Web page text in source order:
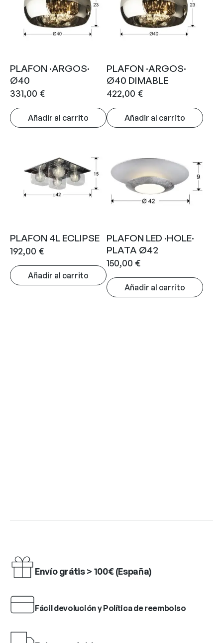
PLAFON ·ARGOS·
Ø40
331,00 €
Añadir al carrito
PLAFON ·ARGOS·
Ø40 DIMABLE
422,00 €
Añadir al carrito
PLAFON 4L ECLIPSE
192,00 €
Añadir al carrito
PLAFON LED ·HOLE·
PLATA Ø42
150,00 €
Añadir al carrito
Envío grátis > 100€ (España)
Fácil devolución y Política de reembolso